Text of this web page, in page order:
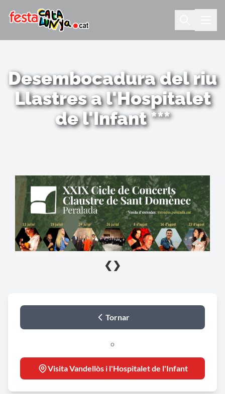
Desembocadura del riu
Llastres a l'Hospitalet
de l'Infant ***
❮ ❯
Tornar
o
Visita Vandellòs i l'Hospitalet de l'Infant